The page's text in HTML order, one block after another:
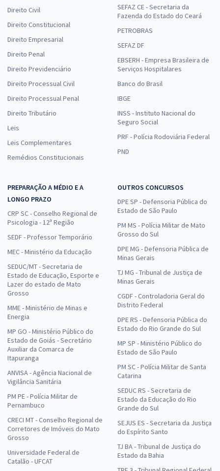
Direito Civil
Direito Constitucional
Direito Empresarial
Direito Penal
Direito Previdenciário
Direito Processual Civil
Direito Processual Penal
Direito Tributário
Leis
Leis Complementares
Remédios Constitucionais
SEFAZ CE - Secretaria da
Fazenda do Estado do Ceará
PETROBRAS
SEFAZ DF
EBSERH - Empresa Brasileira de
Serviços Hospitalares
Banco do Brasil
IBGE
INSS - Instituto Nacional do
Seguro Social
PRF - Polícia Rodoviária Federal
PND
PREPARAÇÃO A MÉDIO E A
LONGO PRAZO
CRP SC - Conselho Regional de
Psicologia - 12ª Região
SEDF - Professor Temporário
MEC - Ministério da Educação
SEDUC/MT - Secretaria de
Estado de Educação, Esporte e
Lazer do estado de Mato
Grosso
MME - Ministério de Minas e
Energia
MP GO - Ministério Público do
Estado de Goiás - Secretário
Auxiliar da Comarca de
Itapuranga
ANVISA - Agência Nacional de
Vigilância Sanitária
PM PE - Polícia Militar de
Pernambuco
CRECI MT - Conselho Regional de
Corretores de Imóveis do Mato
Grosso
Universidade Federal de
Catalão - UFCAT
OUTROS CONCURSOS
DPE SP - Defensoria Pública do
Estado de São Paulo
PM MS - Polícia Militar de Mato
Grosso do Sul
DPE MG - Defensoria Pública de
Minas Gerais
TJ MG - Tribunal de Justiça de
Minas Gerais
CGDF - Controladoria Geral do
Distrito Federal
DPE RS - Defensoria Pública do
Estado do Rio Grande do Sul
MP SP - Ministério Público do
Estado de São Paulo
PM SC - Polícia Militar de Santa
Catarina
SEDUC RS - Secretaria de
Estado da Educação do Rio
Grande do Sul
SEJUS ES - Secretaria da Justiça
do Espírito Santo
TJ BA - Tribunal de Justiça do
Estado da Bahia